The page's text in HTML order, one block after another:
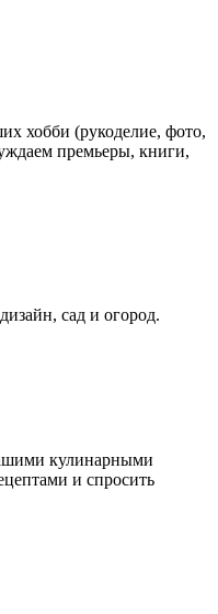
хобби (рукоделие, фото,
премьеры, книги,
сад и огород.
кулинарными
и спросить